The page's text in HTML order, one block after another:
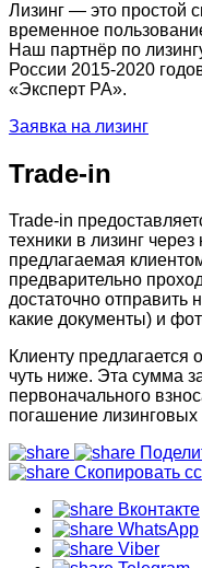
Лизинг — это простой
временное
Наш партнёр по
России 2015-2020
«Эксперт РА».
Заявка на лизинг
Trade-in
Trade-in
техники в лизинг
предлагаемая
предварительно
достаточно отправить
какие документы) и
Клиенту предлагается
чуть ниже. Эта сумма
первоначального
погашение лизинговых
Скопировать
Вконтакте
WhatsApp
Viber